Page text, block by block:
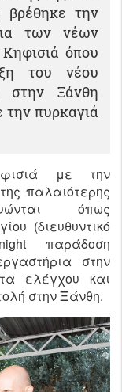
βρέθηκε την
των νέων
όπου
του νέου
στην Ξάνθη
την πυρκαγιά
με την
παλαιότερης
όπως
(διευθυντικό
παράδοση
στην
ελέγχου και
στην Ξάνθη.